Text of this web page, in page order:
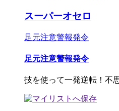
スーパーオセロ
足元注意警報発令
足元注意警報発令
技を使って一発逆転！不